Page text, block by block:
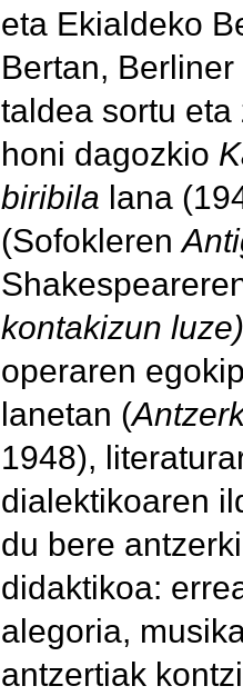
eta Ekialdeko
Bertan,
taldea sortu
honi dagozkio
biribila lana
(Sofokleren
kontakizun
operaren
lanetan (
1948),
dialektikoaren
du bere
didaktikoa:
alegoria,
antzertiak